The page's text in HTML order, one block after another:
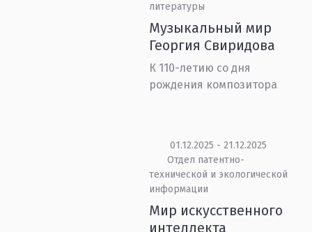
литературы
Музыкальный мир
Георгия Свиридова
К 110-летию со дня
рождения композитора
01.12.2025 - 21.12.2025
Отдел патентно-
технической и экологической
информации
Мир искусственного
интеллекта